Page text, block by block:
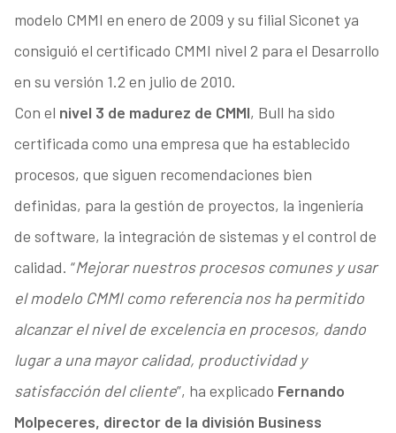
modelo CMMI en enero de 2009 y su filial Siconet ya
consiguió el certificado CMMI nivel 2 para el Desarrollo
en su versión 1.2 en julio de 2010.
Con el nivel 3 de madurez de CMMI, Bull ha sido
certificada como una empresa que ha establecido
procesos, que siguen recomendaciones bien
definidas, para la gestión de proyectos, la ingeniería
de software, la integración de sistemas y el control de
calidad. “Mejorar nuestros procesos comunes y usar
el modelo CMMI como referencia nos ha permitido
alcanzar el nivel de excelencia en procesos, dando
lugar a una mayor calidad, productividad y
satisfacción del cliente”, ha explicado Fernando
Molpeceres, director de la división Business